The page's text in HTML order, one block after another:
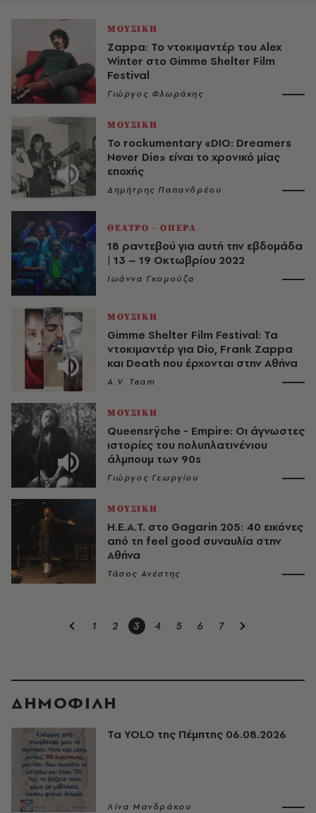
ΜΟΥΣΙΚΗ
Zappa: Το ντοκιμαντέρ του Alex
Winter στο Gimme Shelter Film
Festival
Γιώργος Φλωράκης
ΜΟΥΣΙΚΗ
Το rockumentary «DIO: Dreamers
Never Die» είναι το χρονικό μίας
εποχής
Δημήτρης Παπανδρέου
ΘΕΑΤΡΟ - ΟΠΕΡΑ
18 ραντεβού για αυτή την εβδομάδα
| 13 – 19 Οκτωβρίου 2022
Ιωάννα Γκομούζα
ΜΟΥΣΙΚΗ
Gimme Shelter Film Festival: Τα
ντοκιμαντέρ για Dio, Frank Zappa
και Death που έρχονται στην Αθήνα
A.V. Team
ΜΟΥΣΙΚΗ
Queensrÿche - Empire: Οι άγνωστες
ιστορίες του πολυπλατινένιου
άλμπουμ των 90s
Γιώργος Γεωργίου
ΜΟΥΣΙΚΗ
H.E.A.T. στο Gagarin 205: 40 εικόνες
από τη feel good συναυλία στην
Αθήνα
Τάσος Ανέστης
1 2 3 4 5 6 7
ΔΗΜΟΦΙΛΗ
Τα YOLO της Πέμπτης 06.08.2026
Λίνα Μανδράκου